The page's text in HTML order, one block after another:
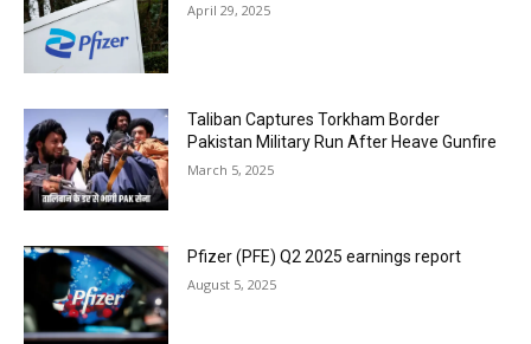
April 29, 2025
Taliban Captures Torkham Border
Pakistan Military Run After Heave Gunfire
March 5, 2025
Pfizer (PFE) Q2 2025 earnings report
August 5, 2025